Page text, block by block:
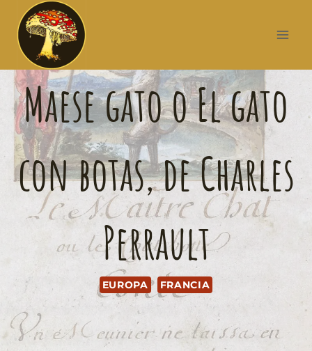
Maese gato o El gato
con botas, de Charles
Perrault
EUROPA FRANCIA